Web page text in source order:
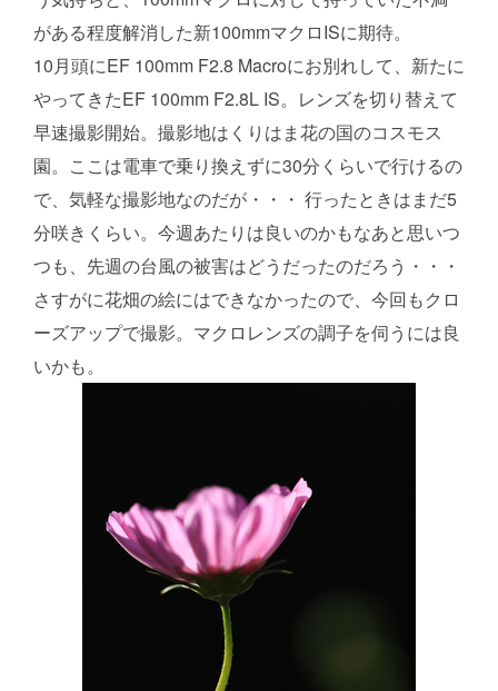
がある程度解消した新100mmマクロISに期待。
10月頭にEF 100mm F2.8 Macroにお別れして、新たに
やってきたEF 100mm F2.8L IS。レンズを切り替えて
早速撮影開始。撮影地はくりはま花の国のコスモス
園。ここは電車で乗り換えずに30分くらいで行けるの
で、気軽な撮影地なのだが・・・ 行ったときはまだ5
分咲きくらい。今週あたりは良いのかもなあと思いつ
つも、先週の台風の被害はどうだったのだろう・・・
さすがに花畑の絵にはできなかったので、今回もクロ
ーズアップで撮影。マクロレンズの調子を伺うには良
いかも。